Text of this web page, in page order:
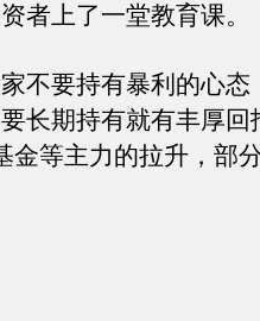
者上了一堂教育课。
要持有暴利的心态
长期持有就有丰厚回
金等主力的拉升，部